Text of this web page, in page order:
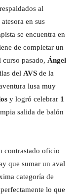
al
en sus
se encuentra en
de completar un
pasado, Ángel
del AVS de la
lusa muy
y logró celebrar 1
salida de balón
contrastado oficio
que sumar un aval
categoría de
lo que